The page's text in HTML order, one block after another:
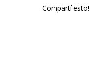
Compartí esto!